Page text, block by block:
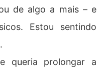
de algo a mais – e
Estou sentindo
queria prolongar a